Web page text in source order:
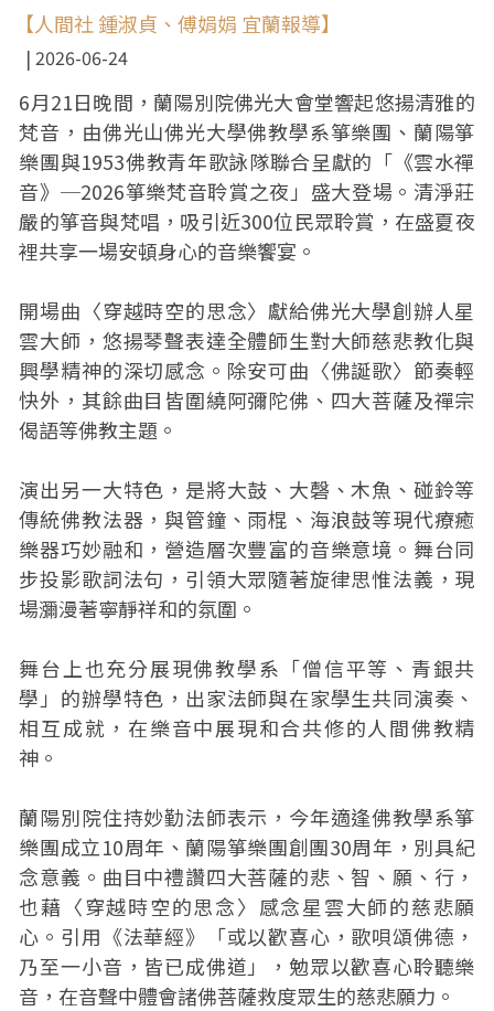
【人間社 鍾淑貞、傅娟娟 宜蘭報導】
2026-06-24
6月21日晚間，蘭陽別院佛光大會堂響起悠揚清雅的
梵音，由佛光山佛光大學佛教學系箏樂團、蘭陽箏
樂團與1953佛教青年歌詠隊聯合呈獻的「《雲水禪
音》─2026箏樂梵音聆賞之夜」盛大登場。清淨莊
嚴的箏音與梵唱，吸引近300位民眾聆賞，在盛夏夜
裡共享一場安頓身心的音樂饗宴。
開場曲〈穿越時空的思念〉獻給佛光大學創辦人星
雲大師，悠揚琴聲表達全體師生對大師慈悲教化與
興學精神的深切感念。除安可曲〈佛誕歌〉節奏輕
快外，其餘曲目皆圍繞阿彌陀佛、四大菩薩及禪宗
偈語等佛教主題。
演出另一大特色，是將大鼓、大磬、木魚、碰鈴等
傳統佛教法器，與管鐘、雨棍、海浪鼓等現代療癒
樂器巧妙融和，營造層次豐富的音樂意境。舞台同
步投影歌詞法句，引領大眾隨著旋律思惟法義，現
場瀰漫著寧靜祥和的氛圍。
舞台上也充分展現佛教學系「僧信平等、青銀共
學」的辦學特色，出家法師與在家學生共同演奏、
相互成就，在樂音中展現和合共修的人間佛教精
神。
蘭陽別院住持妙勤法師表示，今年適逢佛教學系箏
樂團成立10周年、蘭陽箏樂團創團30周年，別具紀
念意義。曲目中禮讚四大菩薩的悲、智、願、行，
也藉〈穿越時空的思念〉感念星雲大師的慈悲願
心。引用《法華經》「或以歡喜心，歌唄頌佛德，
乃至一小音，皆已成佛道」，勉眾以歡喜心聆聽樂
音，在音聲中體會諸佛菩薩救度眾生的慈悲願力。